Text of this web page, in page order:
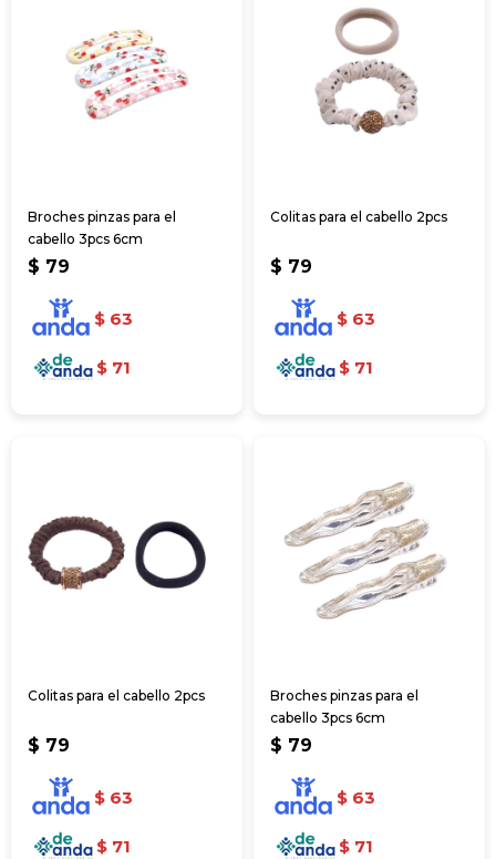
Broches pinzas para el
cabello 3pcs 6cm
$ 79
$ 63
$ 71
Colitas para el cabello 2pcs
$ 79
$ 63
$ 71
Colitas para el cabello 2pcs
$ 79
$ 63
$ 71
Broches pinzas para el
cabello 3pcs 6cm
$ 79
$ 63
$ 71